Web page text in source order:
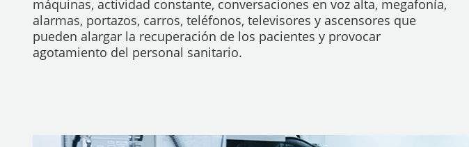
máquinas, actividad constante, conversaciones en voz alta, megafonía,
alarmas, portazos, carros, teléfonos, televisores y ascensores que
pueden alargar la recuperación de los pacientes y provocar
agotamiento del personal sanitario.